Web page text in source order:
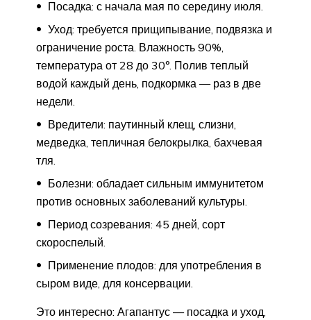
Посадка: с начала мая по середину июля.
Уход: требуется прищипывание, подвязка и
ограничение роста. Влажность 90%,
температура от 28 до 30°. Полив теплый
водой каждый день, подкормка — раз в две
недели.
Вредители: паутинный клещ, слизни,
медведка, тепличная белокрылка, бахчевая
тля.
Болезни: обладает сильным иммунитетом
против основных заболеваний культуры.
Период созревания: 45 дней, сорт
скороспелый.
Применение плодов: для употребления в
сыром виде, для консервации.
Это интересно: Агапантус — посадка и уход,